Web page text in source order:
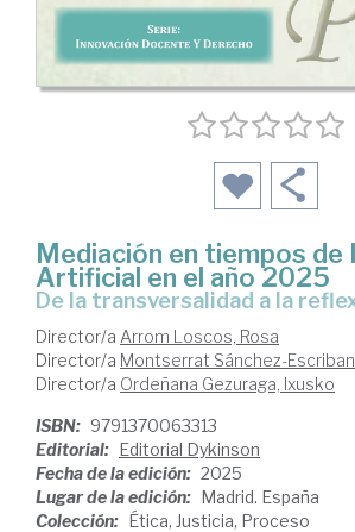
Mediación en tiempos de
Artificial en el año 2025
de la transversalidad a la
Director/a Arrom Loscos, Rosa
Director/a Montserrat Sánchez-
Director/a Ordeñana Gezuraga, Ixusko
ISBN: 9791370063313
Editorial: Editorial Dykinson
Fecha de la edición: 2025
Lugar de la edición: Madrid. España
Colección: Ética, Justicia, Proceso